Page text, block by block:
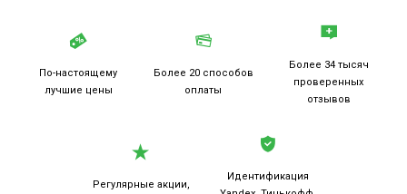
По-настоящему
лучшие цены
Более 20 способов
оплаты
Более 34 тысяч
проверенных
отзывов
Регулярные акции,
Идентификация